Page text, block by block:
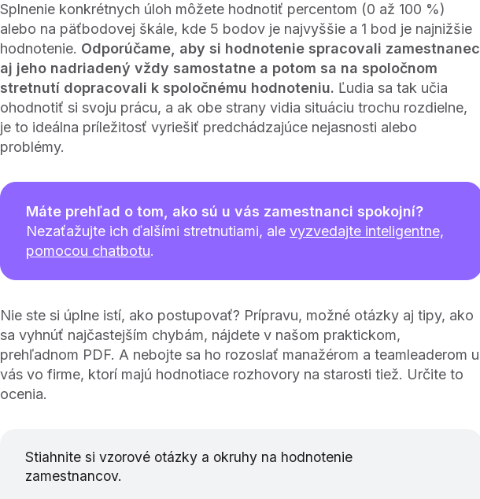
Splnenie konkrétnych úloh môžete hodnotiť percentom (0 až 100 %)
alebo na päťbodovej škále, kde 5 bodov je najvyššie a 1 bod je najnižšie
hodnotenie. Odporúčame, aby si hodnotenie spracovali zamestnanec
aj jeho nadriadený vždy samostatne a potom sa na spoločnom
stretnutí dopracovali k spoločnému hodnoteniu. Ľudia sa tak učia
ohodnotiť si svoju prácu, a ak obe strany vidia situáciu trochu rozdielne,
je to ideálna príležitosť vyriešiť predchádzajúce nejasnosti alebo
problémy.
Máte prehľad o tom, ako sú u vás zamestnanci spokojní?
Nezaťažujte ich ďalšími stretnutiami, ale vyzvedajte inteligentne,
pomocou chatbotu.
Nie ste si úplne istí, ako postupovať? Prípravu, možné otázky aj tipy, ako
sa vyhnúť najčastejším chybám, nájdete v našom praktickom,
prehľadnom PDF. A nebojte sa ho rozoslať manažérom a teamleaderom u
vás vo firme, ktorí majú hodnotiace rozhovory na starosti tiež. Určite to
ocenia.
Stiahnite si vzorové otázky a okruhy na hodnotenie
zamestnancov.